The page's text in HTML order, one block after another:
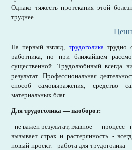
Однако тяжесть протекания этой
труднее.
На первый взгляд, трудоголикатрудно
работника, но при ближайшем
существенной. Трудолюбивый всегда
результат. Профессиональная
способ самовыражения, средство
материальных благ.
Для трудоголика — наоборот:
- не важен результат, главное — процесс
вызывает страх и растерянность. -
новый проект. - работа для трудоголика